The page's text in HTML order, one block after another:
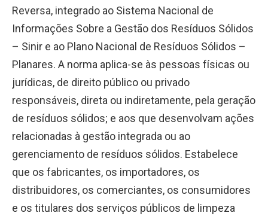
Reversa, integrado ao Sistema Nacional de
Informações Sobre a Gestão dos Resíduos Sólidos
– Sinir e ao Plano Nacional de Resíduos Sólidos –
Planares. A norma aplica-se às pessoas físicas ou
jurídicas, de direito público ou privado
responsáveis, direta ou indiretamente, pela geração
de resíduos sólidos; e aos que desenvolvam ações
relacionadas à gestão integrada ou ao
gerenciamento de resíduos sólidos. Estabelece
que os fabricantes, os importadores, os
distribuidores, os comerciantes, os consumidores
e os titulares dos serviços públicos de limpeza